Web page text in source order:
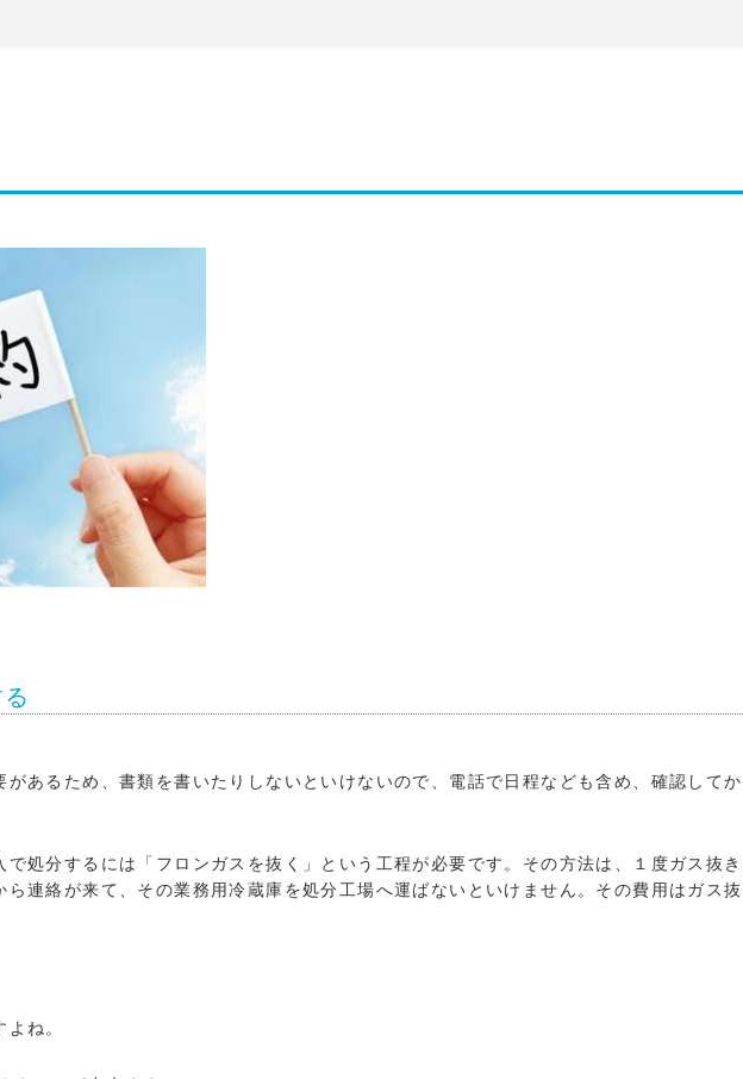
があるため、書類を書いたりしないといけないので、電話で日程なども含め、確認して
で処分するには「フロンガスを抜く」という工程が必要です。その方法は、１度ガス抜き
ら連絡が来て、その業務用冷蔵庫を処分工場へ運ばないといけません。その費用はガス
ね。